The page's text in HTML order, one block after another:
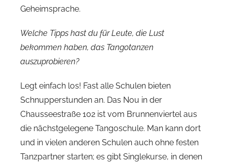
Geheimsprache.
Welche Tipps hast du für Leute, die Lust
bekommen haben, das Tangotanzen
auszuprobieren?
Legt einfach los! Fast alle Schulen bieten
Schnupperstunden an. Das Nou in der
Chausseestraße 102 ist vom Brunnenviertel aus
die nächstgelegene Tangoschule. Man kann dort
und in vielen anderen Schulen auch ohne festen
Tanzpartner starten; es gibt Singlekurse, in denen